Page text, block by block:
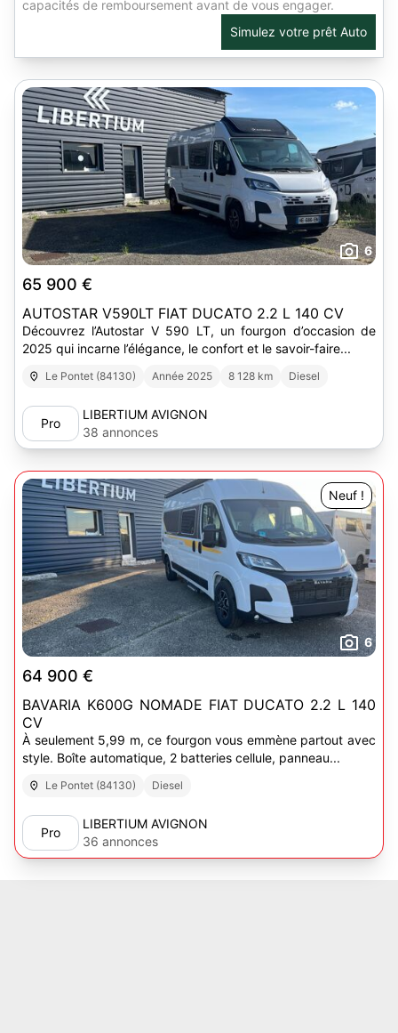
capacités de remboursement avant de vous engager.
Simulez votre prêt Auto
6
65 900 €
AUTOSTAR V590LT FIAT DUCATO 2.2 L 140 CV
Découvrez l’Autostar V 590 LT, un fourgon d’occasion de
2025 qui incarne l’élégance, le confort et le savoir-faire...
Le Pontet (84130) Année 2025 8 128 km Diesel
Pro
LIBERTIUM AVIGNON
38 annonces
Neuf !
6
64 900 €
BAVARIA K600G NOMADE FIAT DUCATO 2.2 L 140
CV
À seulement 5,99 m, ce fourgon vous emmène partout avec
style. Boîte automatique, 2 batteries cellule, panneau...
Le Pontet (84130) Diesel
Pro
LIBERTIUM AVIGNON
36 annonces